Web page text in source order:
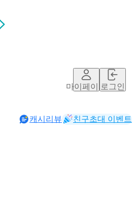
마이페이지로그인
캐시리뷰 친구초대 이벤트